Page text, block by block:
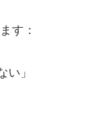
す：
い」